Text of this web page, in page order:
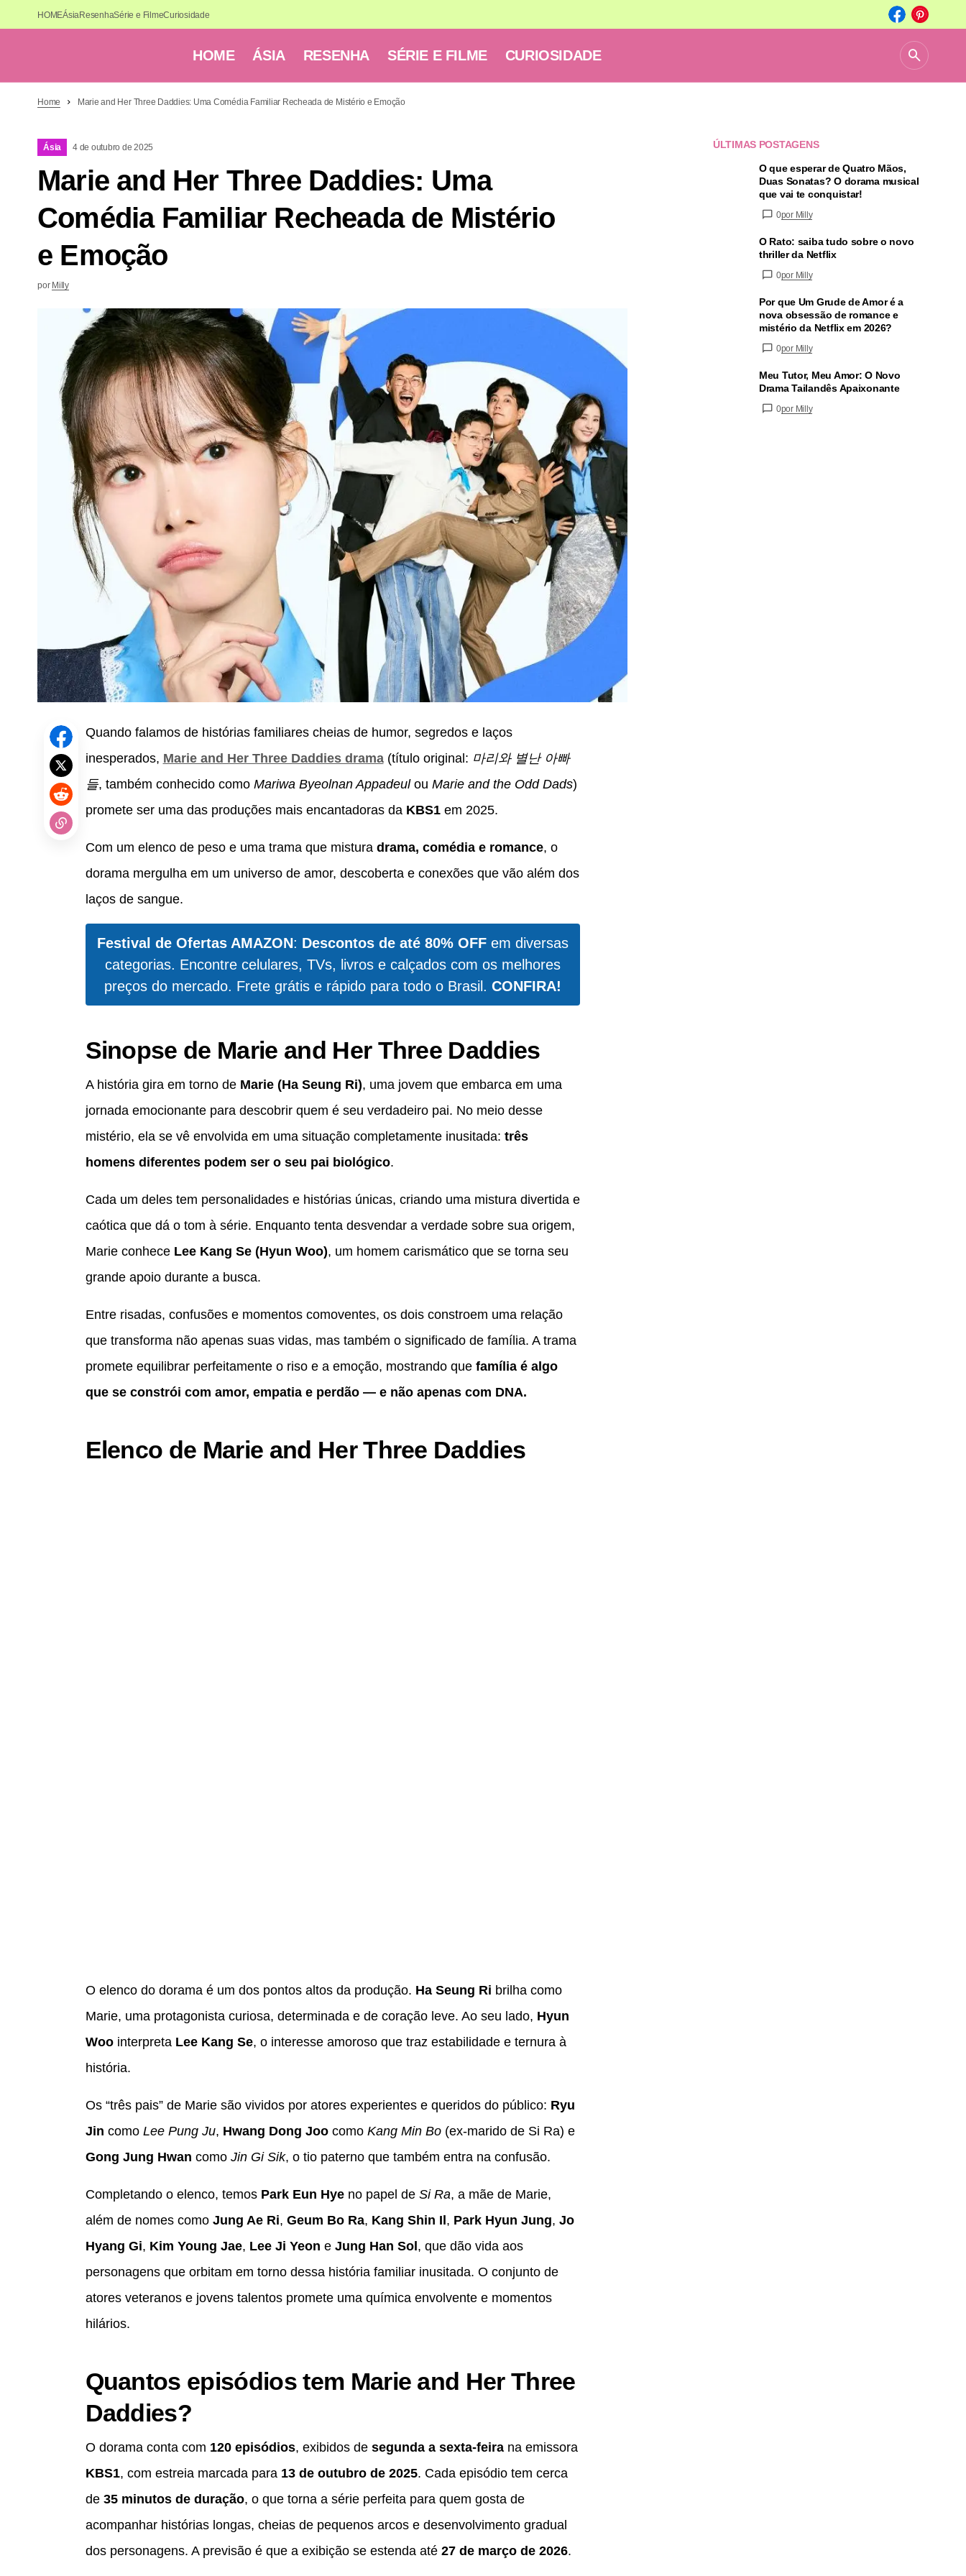
HOMEÁsiaResenhaSérie e FilmeCuriosidade
HOME ÁSIA RESENHA SÉRIE E FILME CURIOSIDADE
Home Marie and Her Three Daddies: Uma Comédia Familiar Recheada de Mistério e Emoção
Ásia 4 de outubro de 2025
Marie and Her Three Daddies: Uma
Comédia Familiar Recheada de Mistério
e Emoção
por Milly
Quando falamos de histórias familiares cheias de humor, segredos e laços
inesperados, Marie and Her Three Daddies drama(título original: 마리와 별난 아빠
들, também conhecido como Mariwa Byeolnan Appadeulou Marie and the Odd Dads)
promete ser uma das produções mais encantadoras da KBS1em 2025.
Com um elenco de peso e uma trama que mistura drama, comédia e romance, o
dorama mergulha em um universo de amor, descoberta e conexões que vão além dos
laços de sangue.
Festival de Ofertas AMAZON: Descontos de até 80% OFFem diversas
categorias. Encontre celulares, TVs, livros e calçados com os melhores
preços do mercado. Frete grátis e rápido para todo o Brasil. CONFIRA!
Sinopse de Marie and Her Three Daddies
A história gira em torno de Marie (Ha Seung Ri), uma jovem que embarca em uma
jornada emocionante para descobrir quem é seu verdadeiro pai. No meio desse
mistério, ela se vê envolvida em uma situação completamente inusitada: três
homens diferentes podem ser o seu pai biológico.
Cada um deles tem personalidades e histórias únicas, criando uma mistura divertida e
caótica que dá o tom à série. Enquanto tenta desvendar a verdade sobre sua origem,
Marie conhece Lee Kang Se (Hyun Woo), um homem carismático que se torna seu
grande apoio durante a busca.
Entre risadas, confusões e momentos comoventes, os dois constroem uma relação
que transforma não apenas suas vidas, mas também o significado de família. A trama
promete equilibrar perfeitamente o riso e a emoção, mostrando que família é algo
que se constrói com amor, empatia e perdão — e não apenas com DNA.
Elenco de Marie and Her Three Daddies
O elenco do dorama é um dos pontos altos da produção. Ha Seung Ri brilha como
Marie, uma protagonista curiosa, determinada e de coração leve. Ao seu lado, Hyun
Woointerpreta Lee Kang Se, o interesse amoroso que traz estabilidade e ternura à
história.
Os “três pais” de Marie são vividos por atores experientes e queridos do público: Ryu
Jin como Lee Pung Ju, Hwang Dong Joocomo Kang Min Bo(ex-marido de Si Ra) e
Gong Jung Hwan como Jin Gi Sik, o tio paterno que também entra na confusão.
Completando o elenco, temos Park Eun Hyeno papel de Si Ra, a mãe de Marie,
além de nomes como Jung Ae Ri, Geum Bo Ra, Kang Shin Il, Park Hyun Jung, Jo
Hyang Gi, Kim Young Jae, Lee Ji Yeon e Jung Han Sol, que dão vida aos
personagens que orbitam em torno dessa história familiar inusitada. O conjunto de
atores veteranos e jovens talentos promete uma química envolvente e momentos
hilários.
Quantos episódios tem Marie and Her Three
Daddies?
O dorama conta com 120 episódios, exibidos de segunda a sexta-feirana emissora
KBS1, com estreia marcada para 13 de outubro de 2025. Cada episódio tem cerca
de 35 minutos de duração, o que torna a série perfeita para quem gosta de
acompanhar histórias longas, cheias de pequenos arcos e desenvolvimento gradual
dos personagens. A previsão é que a exibição se estenda até 27 de março de 2026.
ÚLTIMAS POSTAGENS
O que esperar de Quatro Mãos,
Duas Sonatas? O dorama musical
que vai te conquistar!
0por Milly
O Rato: saiba tudo sobre o novo
thriller da Netflix
0por Milly
Por que Um Grude de Amor é a
nova obsessão de romance e
mistério da Netflix em 2026?
0por Milly
Meu Tutor, Meu Amor: O Novo
Drama Tailandês Apaixonante
0por Milly